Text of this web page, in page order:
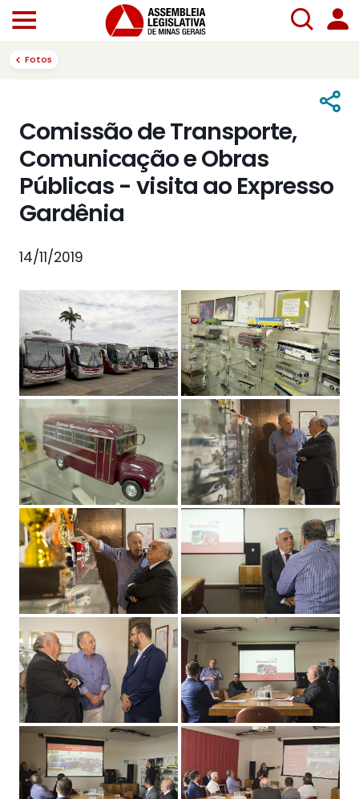
Fotos
Comissão de Transporte,
Comunicação e Obras
Públicas - visita ao Expresso
Gardênia
14/11/2019